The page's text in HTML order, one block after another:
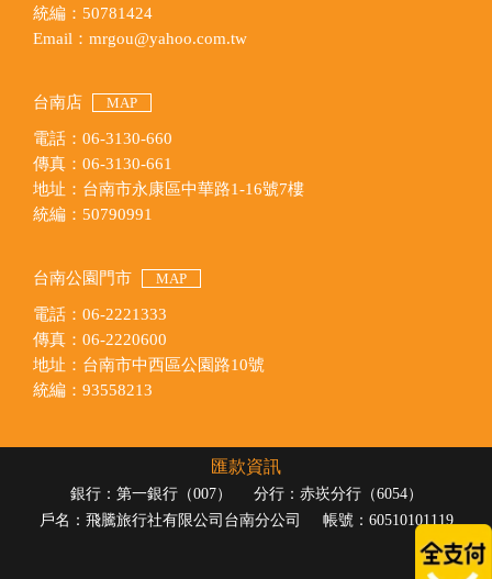
統編：50781424
Email：mrgou@yahoo.com.tw
台南店 MAP
電話：06-3130-660
傳真：06-3130-661
地址：台南市永康區中華路1-16號7樓
統編：50790991
台南公園門市 MAP
電話：06-2221333
傳真：06-2220600
地址：台南市中西區公園路10號
統編：93558213
匯款資訊
銀行：第一銀行（007）
分行：赤崁分行（6054）
戶名：飛騰旅行社有限公司台南分公司
帳號：60510101119